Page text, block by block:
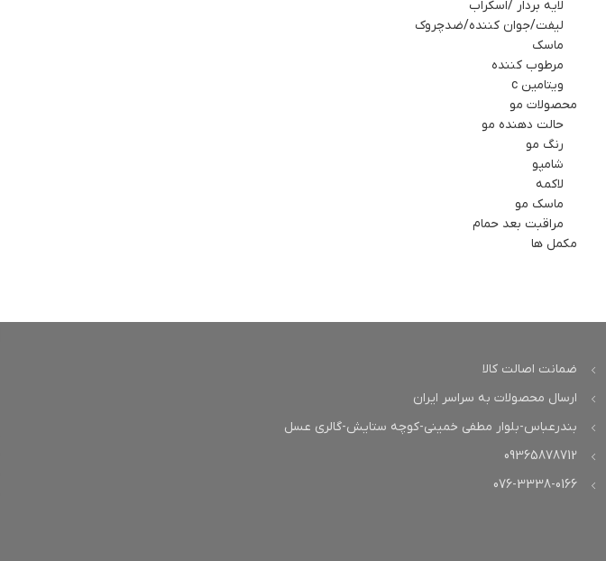
لایه بردار /اسکراب
لیفت/جوان کننده/ضدچروک
ماسك
مرطوب کننده
ویتامین c
محصولات مو
حالت دهنده مو
رنگ مو
شامپو
لاکمه
ماسک مو
مراقبت بعد حمام
مکمل ها
ضمانت اصالت کالا
ارسال محصولات به سراسر ایران
بندرعباس-بلوار مطفی خمینی-کوچه ستایش-گالری عسل
09365878712
076-3338-0166